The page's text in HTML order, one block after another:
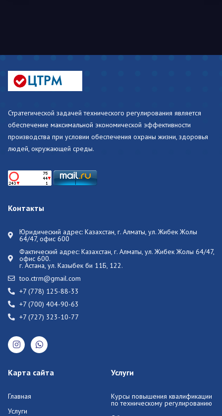
Стратегической задачей технического регулирования является
обеспечение максимальной экономической эффективности
производства при условии обеспечения охраны жизни, здоровья
людей, окружающей среды.
Контакты
Юридический адрес: Казахстан, г. Алматы, ул. Жибек Жолы
64/47, офис 600
Фактический адрес: Казахстан, г. Алматы, ул. Жибек Жолы 64/47,
офис 600.
г. Астана, ул. Казыбек би 11Б, 122.
too.ctrm@gmail.com
+7 (778) 125-88-33
+7 (700) 404-90-63
+7 (727) 323-10-77
Карта сайта
Главная
Услуги
Услуги
Курсы повышения квалификации
по техническому регулированию